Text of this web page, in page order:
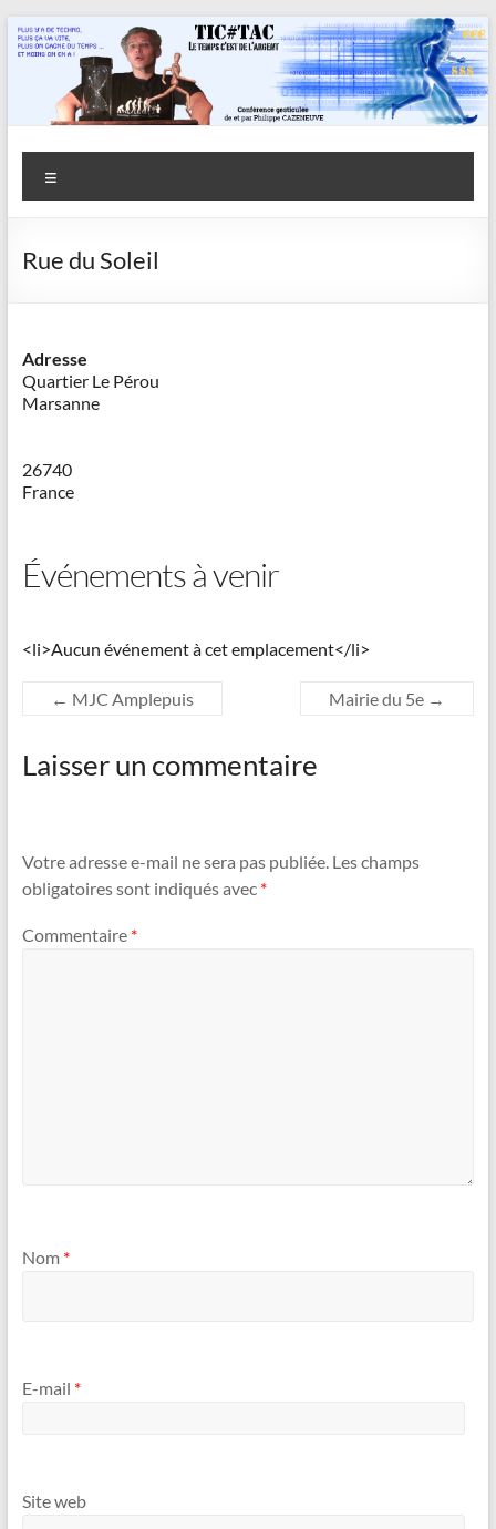
Aller
au
Savoir
en
actes
Cazeneuve
Rue du Soleil
Adresse
Quartier Le Pérou
Marsanne
26740
France
Événements à venir
<li>Aucun événement à cet emplacement</li>
← MJC Amplepuis Mairie du 5e →
Laisser un commentaire
Votre adresse e-mail ne sera pas publiée. Les champs
obligatoires sont indiqués avec *
Commentaire *
Nom *
E-mail *
Site web